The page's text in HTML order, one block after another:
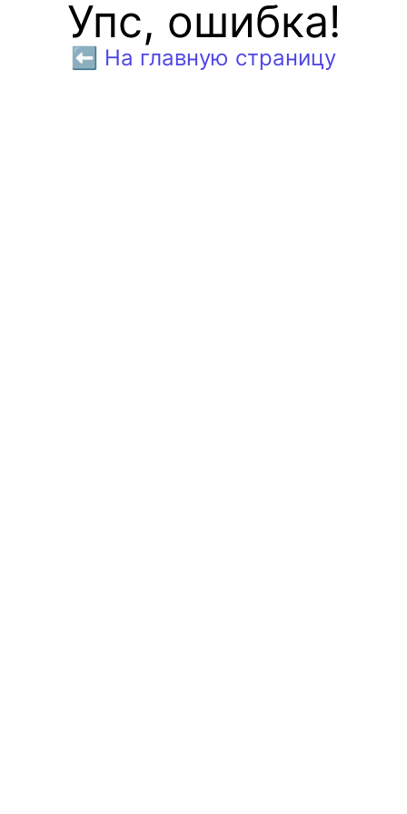
Упс, ошибка!
⬅️ На главную страницу